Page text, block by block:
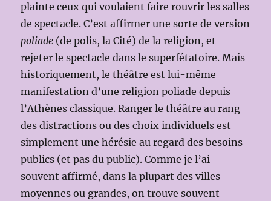
plainte ceux qui voulaient faire rouvrir les salles
de spectacle. C’est affirmer une sorte de version
poliade (de polis, la Cité) de la religion, et
rejeter le spectacle dans le superfétatoire. Mais
historiquement, le théâtre est lui-même
manifestation d’une religion poliade depuis
l’Athènes classique. Ranger le théâtre au rang
des distractions ou des choix individuels est
simplement une hérésie au regard des besoins
publics (et pas du public). Comme je l’ai
souvent affirmé, dans la plupart des villes
moyennes ou grandes, on trouve souvent